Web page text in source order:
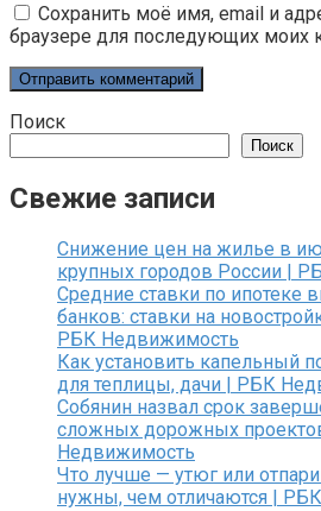
Сохранить моё имя, email и
браузере для последующих моих
Поиск
Поиск
Свежие записи
Снижение цен на жилье в
крупных городов России |
Средние ставки по ипотеке
банков: ставки на
РБК Недвижимость
Как установить капельный
для теплицы, дачи | РБК
Собянин назвал срок
сложных дорожных
Недвижимость
Что лучше — утюг или
нужны, чем отличаются |